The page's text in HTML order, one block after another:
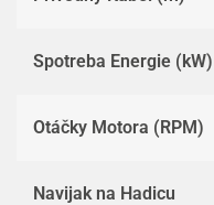
Spotreba Energie (kW)
Otáčky Motora (RPM)
Navijak na Hadicu